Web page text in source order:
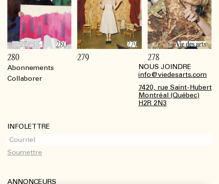
Abonnements
Collaborer
NOUS JOINDRE
info@viedesarts.com
7420, rue Saint-Hubert
Montréal (Québec)
H2R 2N3
INFOLETTRE
ANNONCEURS
280 279 278